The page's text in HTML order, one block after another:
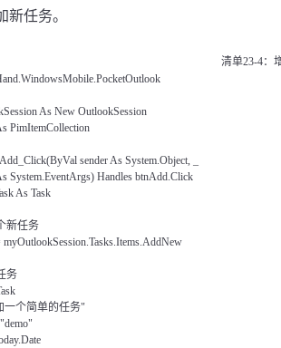
新任务。
清单23-4：
As New OutlookSession
PimItemCollection
_Click(ByVal sender As System.Object, _
System.EventArgs) Handles btnAdd.Click
As Task
新任务
myOutlookSession.Tasks.Items.AddNew
务
一个简单的任务"